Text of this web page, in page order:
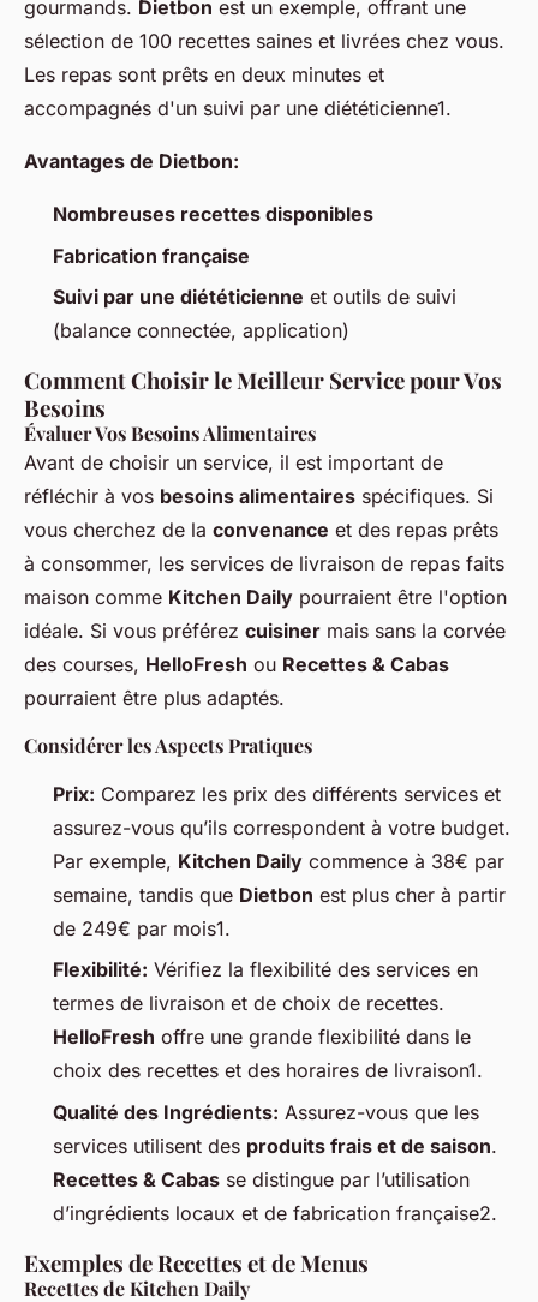
gourmands. Dietbon est un exemple, offrant une
sélection de 100 recettes saines et livrées chez vous.
Les repas sont prêts en deux minutes et
accompagnés d'un suivi par une diététicienne1.
Avantages de Dietbon:
Nombreuses recettes disponibles
Fabrication française
Suivi par une diététicienne et outils de suivi
(balance connectée, application)
Comment Choisir le Meilleur Service pour Vos
Besoins
Évaluer Vos Besoins Alimentaires
Avant de choisir un service, il est important de
réfléchir à vos besoins alimentaires spécifiques. Si
vous cherchez de la convenance et des repas prêts
à consommer, les services de livraison de repas faits
maison comme Kitchen Daily pourraient être l'option
idéale. Si vous préférez cuisiner mais sans la corvée
des courses, HelloFresh ou Recettes & Cabas
pourraient être plus adaptés.
Considérer les Aspects Pratiques
Prix: Comparez les prix des différents services et
assurez-vous qu’ils correspondent à votre budget.
Par exemple, Kitchen Daily commence à 38€ par
semaine, tandis que Dietbon est plus cher à partir
de 249€ par mois1.
Flexibilité: Vérifiez la flexibilité des services en
termes de livraison et de choix de recettes.
HelloFresh offre une grande flexibilité dans le
choix des recettes et des horaires de livraison1.
Qualité des Ingrédients: Assurez-vous que les
services utilisent des produits frais et de saison.
Recettes & Cabas se distingue par l’utilisation
d’ingrédients locaux et de fabrication française2.
Exemples de Recettes et de Menus
Recettes de Kitchen Daily